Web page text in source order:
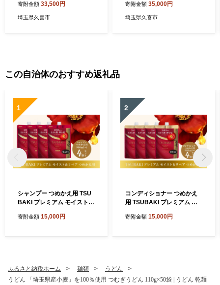
乾麺 ウドン 麺 めん 埼玉県産
美味しい おいしい 地粉 安心
寄附金額 33,500円
埼玉県久喜市
ン 麺 めん 埼玉県産 新小麦
美味しい おいしい 地粉 安心
寄附金額 35,000円
埼玉県久喜市
この自治体のおすすめ返礼品
1
シャンプー つめかえ用 TSU
BAKI プレミアム モイスト＆
アケア 美容 シャンプー ツバ
イントゥデイ
寄附金額 15,000円
2
コンディショナー つめかえ
用 TSUBAKI プレミアム モ
セット | ヘアケア 美容 コン
寄附金額 15,000円
ふるさと納税ホーム 麺類
うどん
うどん 「埼玉県産小麦」を100％使用 つむぎうどん 110g×50袋 | うどん 乾麺